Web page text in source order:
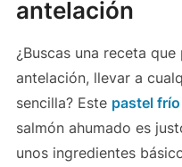
antelación
¿Buscas una receta
antelación, llevar a
sencilla? Este pastel frío
salmón ahumado es
unos ingredientes